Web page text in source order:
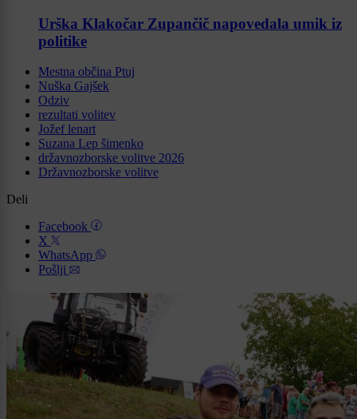
Urška Klakočar Zupančič napovedala umik iz
politike
Mestna občina Ptuj
Nuška Gajšek
Odziv
rezultati volitev
Jožef lenart
Suzana Lep šimenko
državnozborske volitve 2026
Državnozborske volitve
Deli
Facebook
X
WhatsApp
Pošlji